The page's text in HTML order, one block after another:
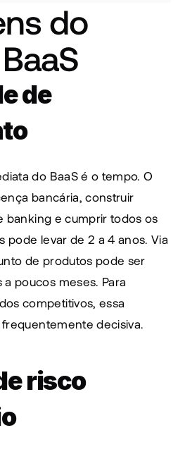
do
de
do BaaS é o tempo. O
bancária, construir
banking e cumprir todos os
pode levar de 2 a 4 anos. Via
de produtos pode ser
poucos meses. Para
competitivos, essa
decisiva.
risco